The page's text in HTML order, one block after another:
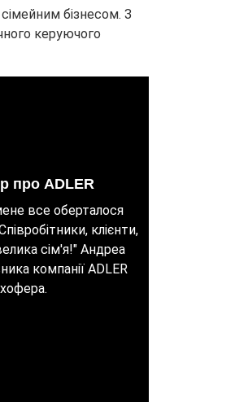
бізнесом. З
керуючого
про ADLER
все оберталося
клієнти,
сім'я!" Андреа
компанії ADLER